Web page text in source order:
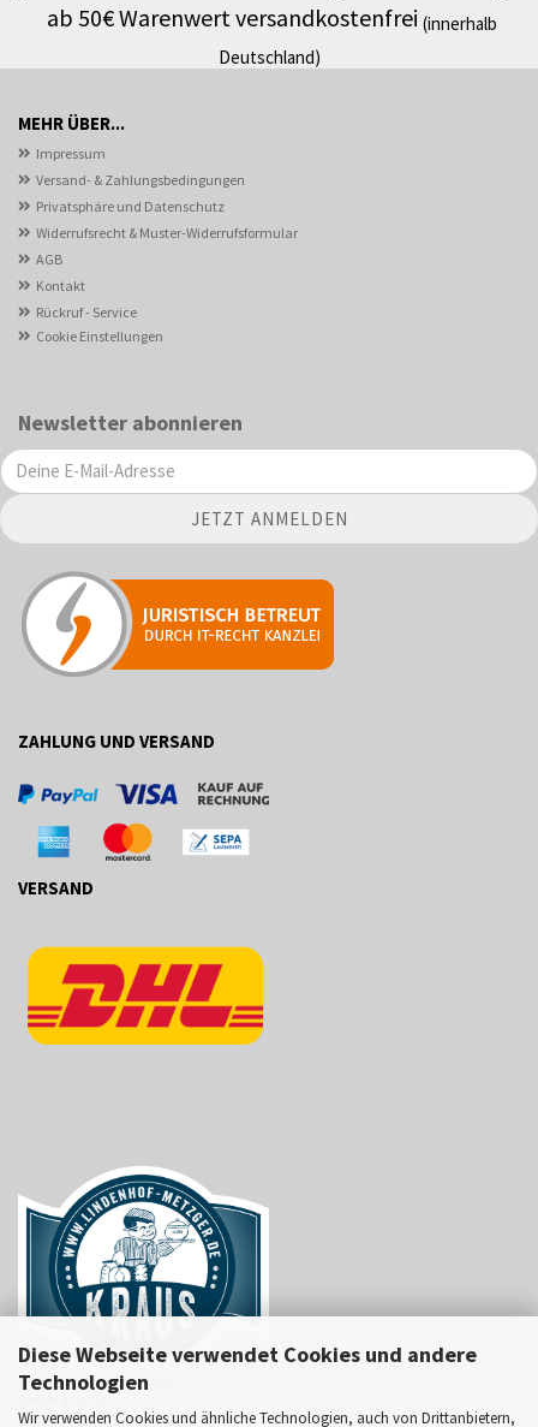
Diese Webseite verwendet Cookies und andere
Technologien
Wir verwenden Cookies und ähnliche Technologien, auch von Drittanbietern,
ab 50€ Warenwert versandkostenfrei (innerhalb
Deutschland)
MEHR ÜBER...
Impressum
Versand- & Zahlungsbedingungen
Privatsphäre und Datenschutz
Widerrufsrecht & Muster-Widerrufsformular
AGB
Kontakt
Rückruf - Service
Cookie Einstellungen
Newsletter abonnieren
ZAHLUNG UND VERSAND
VERSAND
Lindenhof-Metzger Kraus
Eisenacher Str. 5